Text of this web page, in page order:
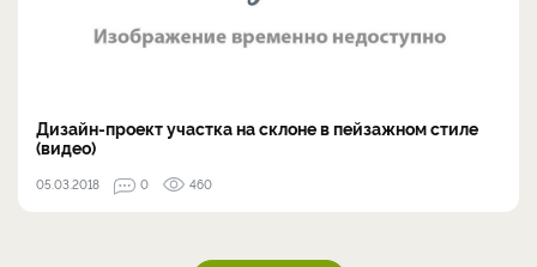
Дизайн-проект участка на склоне в пейзажном стиле
(видео)
05.03.2018 0 460